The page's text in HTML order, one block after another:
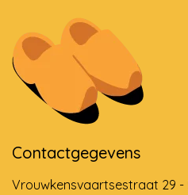
Contactgegevens
Vrouwkensvaartsestraat 29 -